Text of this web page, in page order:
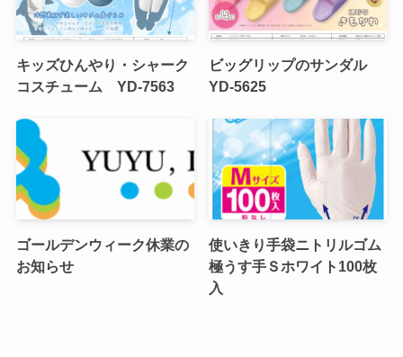
キッズひんやり・シャーク
コスチューム YD-7563
ビッグリップのサンダル
YD-5625
ゴールデンウィーク休業の
お知らせ
使いきり手袋ニトリルゴム
極うす手Ｓホワイト100枚
入